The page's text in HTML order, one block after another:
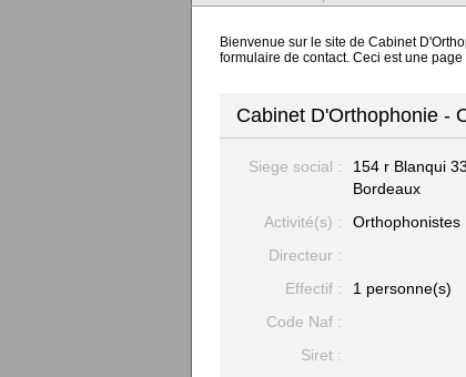
Bienvenue sur le site de Cabinet
formulaire de contact. Ceci est une
Cabinet D'Orthophonie -
Siege social : 154 r Blanqui
Bordeaux
Activité(s) :
Orthophonistes
Directeur :
Effectif :
1 personne(s)
Code Naf :
Siret :